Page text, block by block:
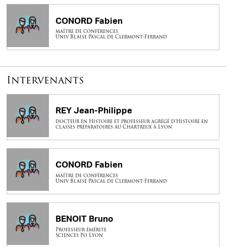
CONORD Fabien
maître de conférences
Univ Blaise Pascal de Clermont-Ferrand
Intervenants
REY Jean-Philippe
docteur en Histoire et professeur agrégé d’Histoire en
classes préparatoires au Chartreux à Lyon
CONORD Fabien
maître de conférences
Univ Blaise Pascal de Clermont-Ferrand
BENOIT Bruno
Professeur émérite
Sciences Po Lyon